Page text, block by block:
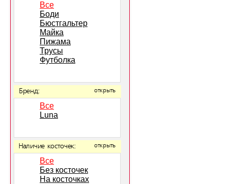
Все
Боди
Бюстгальтер
Майка
Пижама
Трусы
Футболка
Бренд: открыть
Все
Luna
Наличие косточек: открыть
Все
Без косточек
На косточках